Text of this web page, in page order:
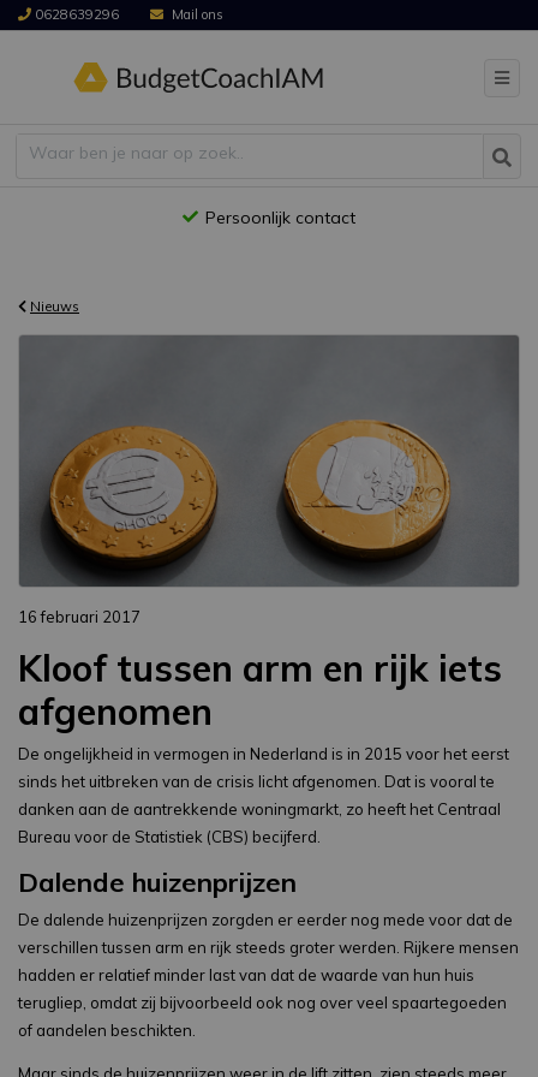
0628639296 Mail ons
Persoonlijk contact
Nieuws
16 februari 2017
Kloof tussen arm en rijk iets
afgenomen
De ongelijkheid in vermogen in Nederland is in 2015 voor het eerst
sinds het uitbreken van de crisis licht afgenomen. Dat is vooral te
danken aan de aantrekkende woningmarkt, zo heeft het Centraal
Bureau voor de Statistiek (CBS) becijferd.
Dalende huizenprijzen
De dalende huizenprijzen zorgden er eerder nog mede voor dat de
verschillen tussen arm en rijk steeds groter werden. Rijkere mensen
hadden er relatief minder last van dat de waarde van hun huis
terugliep, omdat zij bijvoorbeeld ook nog over veel spaartegoeden
of aandelen beschikten.
Maar sinds de huizenprijzen weer in de lift zitten, zien steeds meer